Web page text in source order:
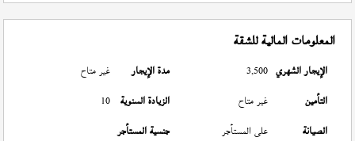
المعلومات المالية للشقة
الإيجار الشهري 3,500 مدة الإيجار
غير متاح
التأمين
غير متاح الزيادة السنوية 10
الصيانة
على المستأجر جنسية المستأجر